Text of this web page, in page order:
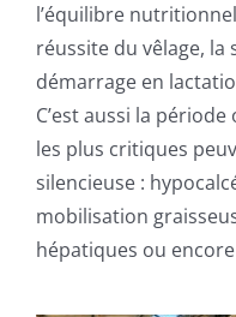
l’équilibre
réussite du vêlage, la
démarrage en
C’est aussi la
les plus critiques
silencieuse :
mobilisation
hépatiques ou